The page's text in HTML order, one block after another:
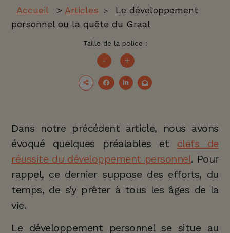
Accueil > Articles >
Le développement
personnel ou la quête du Graal
Taille de la police :
- +
Dans notre précédent article, nous avons
évoqué quelques préalables et clefs de
réussite du développement personnel. Pour
rappel, ce dernier suppose des efforts, du
temps, de s’y prêter à tous les âges de la
vie.
Le développement personnel se situe au